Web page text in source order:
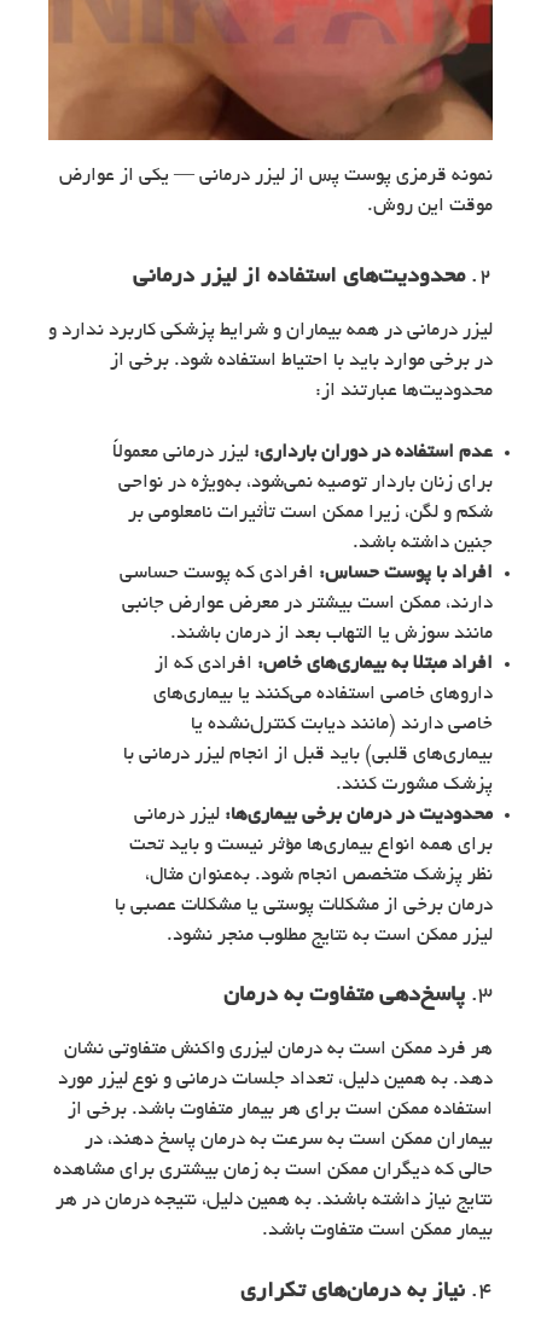
نمونه قرمزی پوست پس از لیزر درمانی — یکی از عوارض
موقت این روش.
2. محدودیت‌های استفاده از لیزر درمانی
لیزر درمانی در همه بیماران و شرایط پزشکی کاربرد ندارد و
در برخی موارد باید با احتیاط استفاده شود. برخی از
محدودیت‌ها عبارتند از:
عدم استفاده در دوران بارداری: لیزر درمانی معمولاً
برای زنان باردار توصیه نمی‌شود، به‌ویژه در نواحی
شکم و لگن، زیرا ممکن است تأثیرات نامعلومی بر
جنین داشته باشد.
افراد با پوست حساس: افرادی که پوست حساسی
دارند، ممکن است بیشتر در معرض عوارض جانبی
مانند سوزش یا التهاب بعد از درمان باشند.
افراد مبتلا به بیماری‌های خاص: افرادی که از
داروهای خاصی استفاده می‌کنند یا بیماری‌های
خاصی دارند (مانند دیابت کنترل‌نشده یا
بیماری‌های قلبی) باید قبل از انجام لیزر درمانی با
پزشک مشورت کنند.
محدودیت در درمان برخی بیماری‌ها: لیزر درمانی
برای همه انواع بیماری‌ها مؤثر نیست و باید تحت
نظر پزشک متخصص انجام شود. به‌عنوان مثال،
درمان برخی از مشکلات پوستی یا مشکلات عصبی با
لیزر ممکن است به نتایج مطلوب منجر نشود.
3. پاسخ‌دهی متفاوت به درمان
هر فرد ممکن است به درمان لیزری واکنش متفاوتی نشان
دهد. به همین دلیل، تعداد جلسات درمانی و نوع لیزر مورد
استفاده ممکن است برای هر بیمار متفاوت باشد. برخی از
بیماران ممکن است به سرعت به درمان پاسخ دهند، در
حالی که دیگران ممکن است به زمان بیشتری برای مشاهده
نتایج نیاز داشته باشند. به همین دلیل، نتیجه درمان در هر
بیمار ممکن است متفاوت باشد.
4. نیاز به درمان‌های تکراری